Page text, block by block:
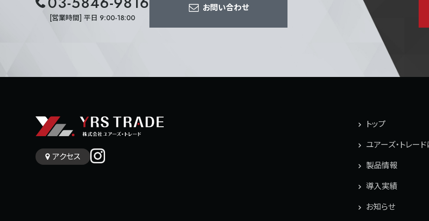
[営業時間] 平日 9:00-18:00
お問い合わせ
アクセス
トップ
ユアーズ・トレー
製品情報
導入実績
お知らせ